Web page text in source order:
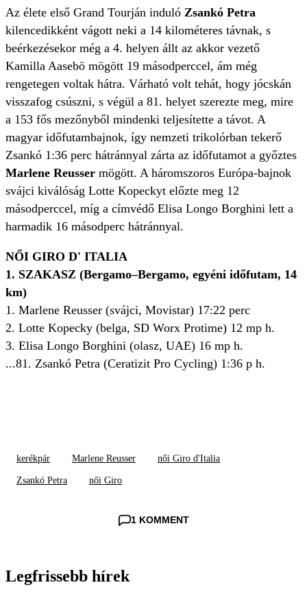
Az élete első Grand Tourján induló Zsankó Petra
kilencedikként vágott neki a 14 kilométeres távnak, s
beérkezésekor még a 4. helyen állt az akkor vezető
Kamilla Aasebö mögött 19 másodperccel, ám még
rengetegen voltak hátra. Várható volt tehát, hogy jócskán
visszafog csúszni, s végül a 81. helyet szerezte meg, mire
a 153 fős mezőnyből mindenki teljesítette a távot. A
magyar időfutambajnok, így nemzeti trikolórban tekerő
Zsankó 1:36 perc hátránnyal zárta az időfutamot a győztes
Marlene Reusser mögött. A háromszoros Európa-bajnok
svájci kiválóság Lotte Kopeckyt előzte meg 12
másodperccel, míg a címvédő Elisa Longo Borghini lett a
harmadik 16 másodperc hátránnyal.
NŐI GIRO D' ITALIA
1. SZAKASZ (Bergamo–Bergamo, egyéni időfutam, 14
km)
1. Marlene Reusser (svájci, Movistar) 17:22 perc
2. Lotte Kopecky (belga, SD Worx Protime) 12 mp h.
3. Elisa Longo Borghini (olasz, UAE) 16 mp h.
...81. Zsankó Petra (Ceratizit Pro Cycling) 1:36 p h.
kerékpár Marlene Reusser női Giro d'Italia
Zsankó Petra női Giro
1 KOMMENT
Legfrissebb hírek